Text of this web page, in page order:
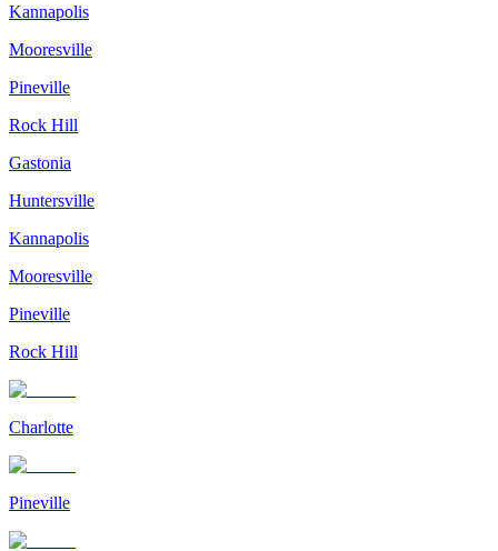
Kannapolis
Mooresville
Pineville
Rock Hill
Gastonia
Huntersville
Kannapolis
Mooresville
Pineville
Rock Hill
Charlotte
Pineville